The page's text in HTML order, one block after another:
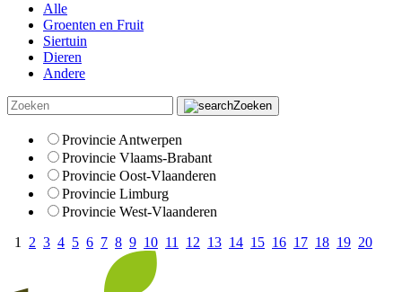
Alle
Groenten en Fruit
Siertuin
Dieren
Andere
Zoeken
Provincie Antwerpen
Provincie Vlaams-Brabant
Provincie Oost-Vlaanderen
Provincie Limburg
Provincie West-Vlaanderen
1
2 3 4 5 6 7 8 9 10 11 12 13 14 15 16 17 18 19 20